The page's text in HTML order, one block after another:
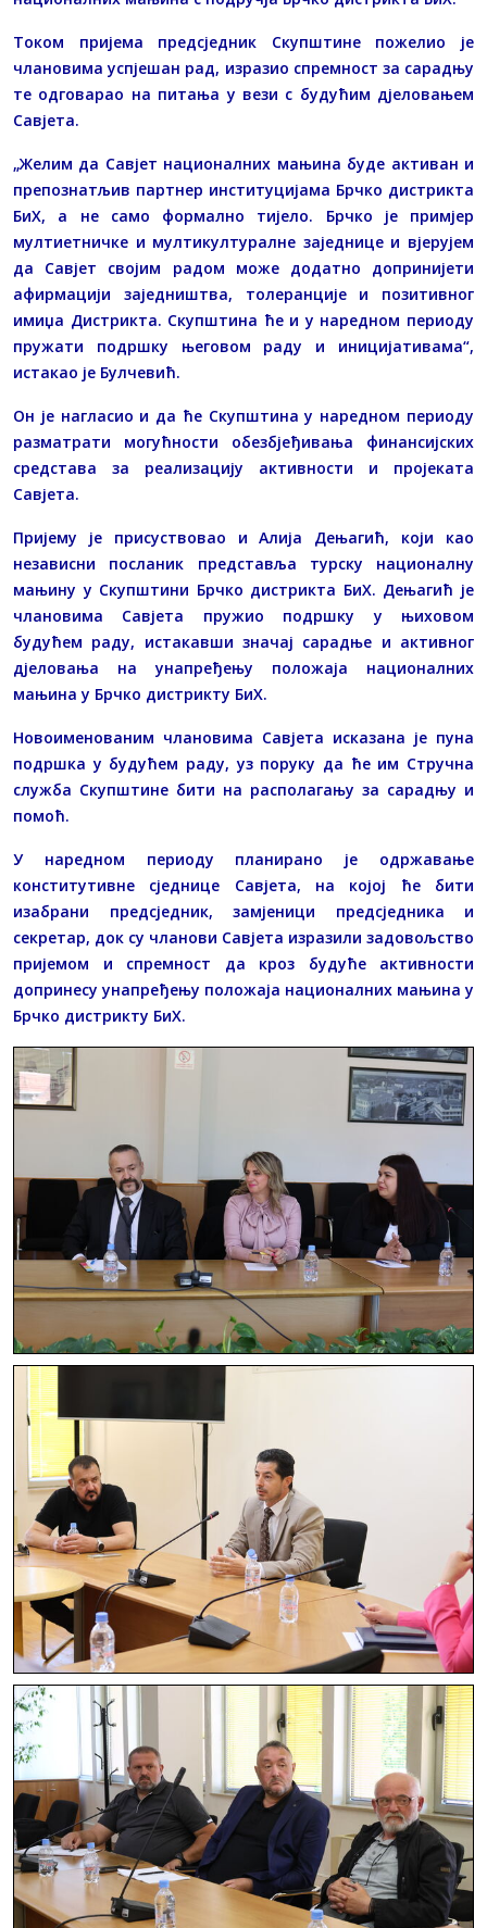
Током пријема предсједник Скупштине пожелио је
члановима успјешан рад, изразио спремност за сарадњу
те одговарао на питања у вези с будућим дјеловањем
Савјета.
„Желим да Савјет националних мањина буде активан и
препознатљив партнер институцијама Брчко дистрикта
БиХ, а не само формално тијело. Брчко је примјер
мултиетничке и мултикултуралне заједнице и вјерујем
да Савјет својим радом може додатно допринијети
афирмацији заједништва, толеранције и позитивног
имиџа Дистрикта. Скупштина ће и у наредном периоду
пружати подршку његовом раду и иницијативама“,
истакао је Булчевић.
Он је нагласио и да ће Скупштина у наредном периоду
разматрати могућности обезбјеђивања финансијских
средстава за реализацију активности и пројеката
Савјета.
Пријему је присуствовао и Алија Дењагић, који као
независни посланик представља турску националну
мањину у Скупштини Брчко дистрикта БиХ. Дењагић је
члановима Савјета пружио подршку у њиховом
будућем раду, истакавши значај сарадње и активног
дјеловања на унапређењу положаја националних
мањина у Брчко дистрикту БиХ.
Новоименованим члановима Савјета исказана је пуна
подршка у будућем раду, уз поруку да ће им Стручна
служба Скупштине бити на располагању за сарадњу и
помоћ.
У наредном периоду планирано је одржавање
конститутивне сједнице Савјета, на којој ће бити
изабрани предсједник, замјеници предсједника и
секретар, док су чланови Савјета изразили задовољство
пријемом и спремност да кроз будуће активности
допринесу унапређењу положаја националних мањина у
Брчко дистрикту БиХ.